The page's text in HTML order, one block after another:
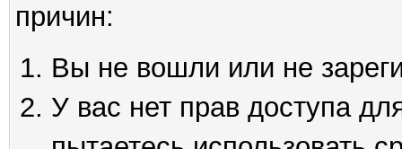
причин:
Вы не вошли или не
У вас нет прав доступа